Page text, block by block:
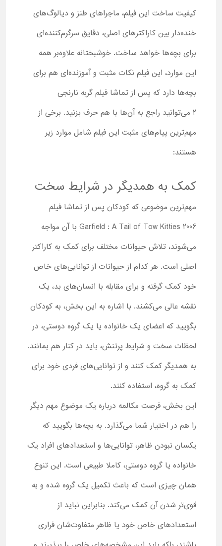
کیفیت ساخت این فیلم، ماجراهای طنز و دیالوگ‌های
خنده‌دار بین کاراکترهای اصلی، دقایق سرگرم‌کننده‌ای
برای بچه‌ها خواهد ساخت. خوشبختانه علاوه‌بر همه
این موارد، این فیلم نکات مثبت و آموزنده‌ای هم برای
بچه‌ها دارد که پس از تماشا فیلم گربه نارنجی
2 می‌توانید راجع به آن‌ها با هم حرف بزنید. برخی از
مهم‌ترین پیام‌های مثبت این فیلم شامل موارد زیر
هستند:
کمک به همدیگر در شرایط سخت
مهم‌ترین موضوعی که کودکان پس از تماشا فیلم
Garfield : A Tail of Tow Kitties 2006 با آن مواجه
می‌شوند، تلاش حیوانات مختلف برای کمک به کاراکتر
اصلی است. هر کدام از حیوانات از توانایی‌های خاص
خود کمک گرفته و برای مقابله با انسان‌های بد، یک
نقشه عالی می‌کشند. با اشاره به این بخش، به کودکان
بگویید که اعضای یک خانواده یا یک گروه دوستی، در
لحظات سخت و شرایط پرتنش، باید در کنار هم بمانند.
به همدیگر کمک کنند و از توانایی‌های فردی خود برای
کمک به گروه، استفاده کنند.
این بخش، فرصت مکالمه درباره یک موضوع مهم دیگر
را هم در اختیار شما می‌گذارد. به بچه‌ها بگویید که
یکسان نبودن ظاهر، توانایی‌ها و استعدادهای افراد یک
خانواده یا گروه دوستی، کاملا طبیعی است. این تنوع
همان چیزی است که باعث تکمیل یک گروه شده و به
قوی‌تر شدن آن کمک می‌کند. بنابراین نباید از
استعدادهای خاص خود یا ظاهر متفاوت‌شان فراری